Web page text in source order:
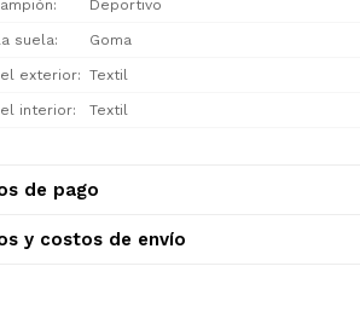
Deportivo
suela Goma
exterior Textil
interior Textil
de pago
y costos de envío